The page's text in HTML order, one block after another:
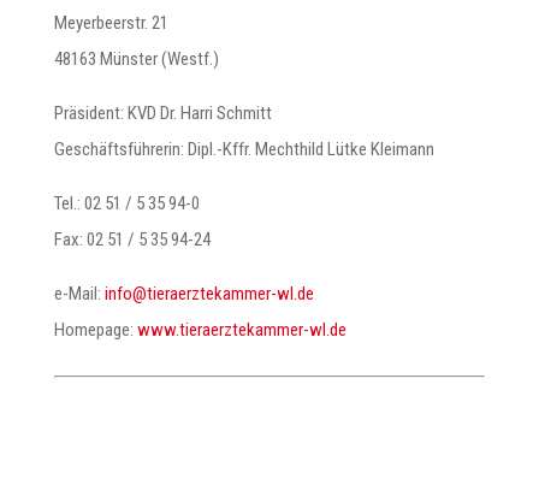
Meyerbeerstr. 21​
48163 Münster (Westf.)
Präsident: KVD Dr. Harri Schmitt
Geschäftsführerin: Dipl.-Kffr. Mechthild Lütke Kleimann
Tel.: 02 51 / 5 35 94-0
Fax: 02 51 / 5 35 94-24
e-Mail: ed.lw-remmaketzreareit
@ofni
Homepage: www.tieraerztekammer-wl.de